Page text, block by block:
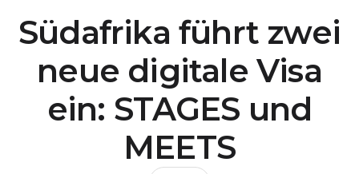
Südafrika führt zwei
neue digitale Visa
ein: STAGES und
MEETS